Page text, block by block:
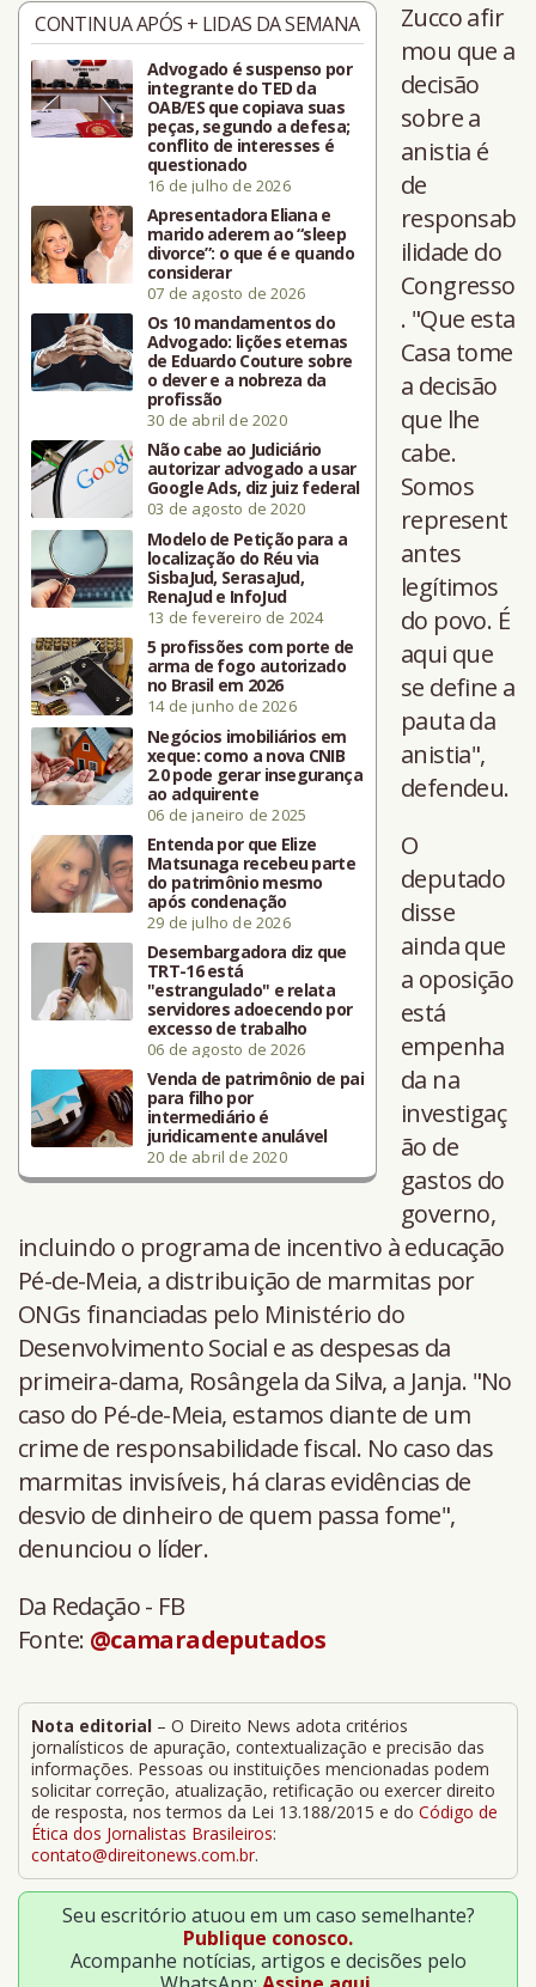
CONTINUA APÓS + LIDAS DA SEMANA
Advogado é suspenso por
integrante do TED da
OAB/ES que copiava suas
peças, segundo a defesa;
conflito de interesses é
questionado
16 de julho de 2026
Apresentadora Eliana e
marido aderem ao “sleep
divorce”: o que é e quando
considerar
07 de agosto de 2026
Os 10 mandamentos do
Advogado: lições eternas
de Eduardo Couture sobre
o dever e a nobreza da
profissão
30 de abril de 2020
Não cabe ao Judiciário
autorizar advogado a usar
Google Ads, diz juiz federal
03 de agosto de 2020
Modelo de Petição para a
localização do Réu via
SisbaJud, SerasaJud,
RenaJud e InfoJud
13 de fevereiro de 2024
5 profissões com porte de
arma de fogo autorizado
no Brasil em 2026
14 de junho de 2026
Negócios imobiliários em
xeque: como a nova CNIB
2.0 pode gerar insegurança
ao adquirente
06 de janeiro de 2025
Entenda por que Elize
Matsunaga recebeu parte
do patrimônio mesmo
após condenação
29 de julho de 2026
Desembargadora diz que
TRT-16 está
"estrangulado" e relata
servidores adoecendo por
excesso de trabalho
06 de agosto de 2026
Venda de patrimônio de pai
para filho por
intermediário é
juridicamente anulável
20 de abril de 2020
Zucco afir
mou que a
decisão
sobre a
anistia é
de
responsab
ilidade do
Congresso
. "Que esta
Casa tome
a decisão
que lhe
cabe.
Somos
represent
antes
legítimos
do povo. É
aqui que
se define a
pauta da
anistia",
defendeu.
O
deputado
disse
ainda que
a oposição
está
empenha
da na
investigaç
ão de
gastos do
governo,
incluindo o programa de incentivo à educação
Pé-de-Meia, a distribuição de marmitas por
ONGs financiadas pelo Ministério do
Desenvolvimento Social e as despesas da
primeira-dama, Rosângela da Silva, a Janja. "No
caso do Pé-de-Meia, estamos diante de um
crime de responsabilidade fiscal. No caso das
marmitas invisíveis, há claras evidências de
desvio de dinheiro de quem passa fome",
denunciou o líder.
Da Redação - FB
Fonte: @camaradeputados
Nota editorial – O Direito News adota critérios
jornalísticos de apuração, contextualização e precisão das
informações. Pessoas ou instituições mencionadas podem
solicitar correção, atualização, retificação ou exercer direito
de resposta, nos termos da Lei 13.188/2015 e do Código de
Ética dos Jornalistas Brasileiros:
contato@direitonews.com.br.
Seu escritório atuou em um caso semelhante?
Publique conosco.
Acompanhe notícias, artigos e decisões pelo